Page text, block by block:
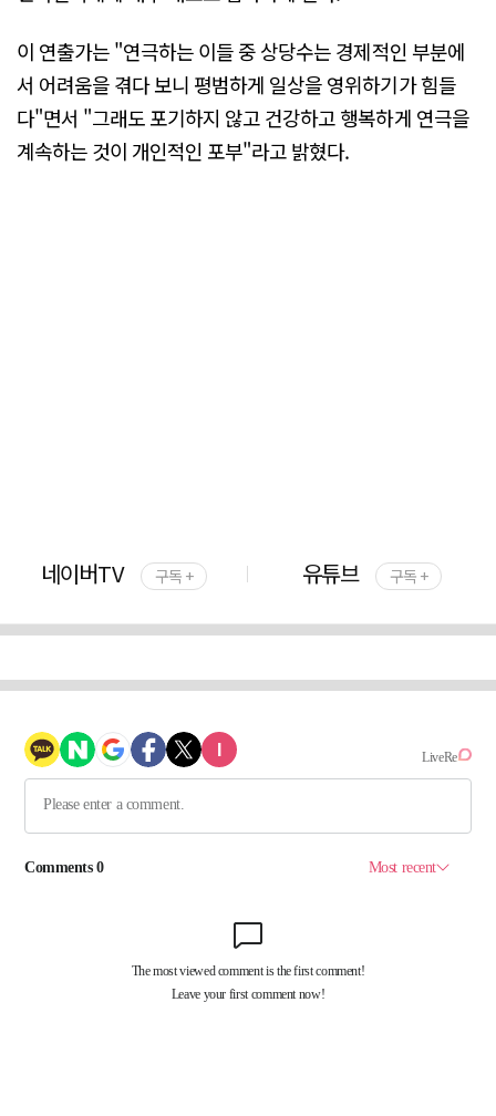
이 연출가는 "연극하는 이들 중 상당수는 경제적인 부분에
서 어려움을 겪다 보니 평범하게 일상을 영위하기가 힘들
다"면서 "그래도 포기하지 않고 건강하고 행복하게 연극을
계속하는 것이 개인적인 포부"라고 밝혔다.
네이버TV 구독 + 유튜브 구독 +